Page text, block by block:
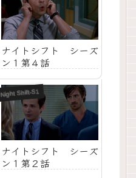
ナイトシフト シーズ
ン１第４話
Night Shift-S1
ナイトシフト シーズ
ン１第２話